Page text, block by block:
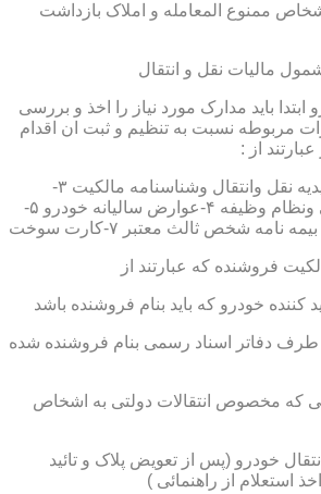
ممنوع المعامله و املاک بازداشت
مالیات نقل و انتقال
ابتدا باید مدارک مورد نیاز را اخذ و بررسی
مربوطه نسبت به تنظیم و ثبت ان اقدام
از :
۱-مدارک مالکیت ۲-تائیدیه نقل وانتقال وشناسنامه مالکیت ۳-
مدارک هویتی وشخصی ونظام وظیفه ۴-عوارض سالیانه خودرو ۵-
کننده خودرو که باید بنام فروشنده باشد
دفاتر اسناد رسمی بنام فروشنده شده
که مخصوص انتقالات دولتی به اشخاص
خودرو (پس از تعویض پلاک و تائید
استعلام از راهنمائی )